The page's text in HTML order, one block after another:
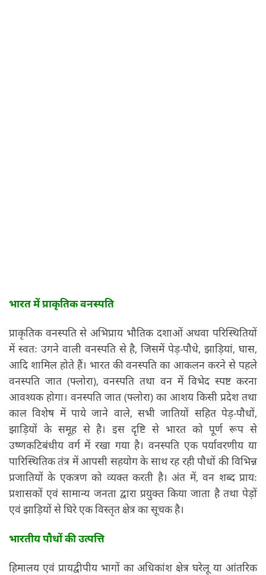
भारत में प्राकृतिक वनस्पति
प्राकृतिक वनस्पति से अभिप्राय भौतिक दशाओं अथवा परिस्थितियों
में स्वतः उगने वाली वनस्पति से है, जिसमें पेड़-पौधे, झाड़ियां, घास,
आदि शामिल होते हैं। भारत की वनस्पति का आकलन करने से पहले
वनस्पति जात (फ्लोरा), वनस्पति तथा वन में विभेद स्पष्ट करना
आवश्यक होगा। वनस्पति जात (फ्लोरा) का आशय किसी प्रदेश तथा
काल विशेष में पाये जाने वाले, सभी जातियों सहित पेड़-पौधों,
झाड़ियों के समूह से है। इस दृष्टि से भारत को पूर्ण रूप से
उष्णकटिबंधीय वर्ग में रखा गया है। वनस्पति एक पर्यावरणीय या
पारिस्थितिक तंत्र में आपसी सहयोग के साथ रह रही पौधों की विभिन्न
प्रजातियों के एकत्रण को व्यक्त करती है। अंत में, वन शब्द प्रायः
प्रशासकों एवं सामान्य जनता द्वारा प्रयुक्त किया जाता है तथा पेड़ों
एवं झाड़ियों से घिरे एक विस्तृत क्षेत्र का सूचक है।
भारतीय पौधों की उत्पत्ति
हिमालय एवं प्रायद्वीपीय भागों का अधिकांश क्षेत्र घरेलू या आंतरिक